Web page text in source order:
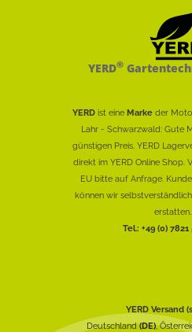
YERD®
YERD ist eine Marke der
Lahr - Schwarzwald: Gute
günstigen Preis. YERD
direkt im YERD Online Shop.
EU bitte auf Anfrage.
können wir
Tel.: +49 (0)
YERD Versand
Deutschland(DE),